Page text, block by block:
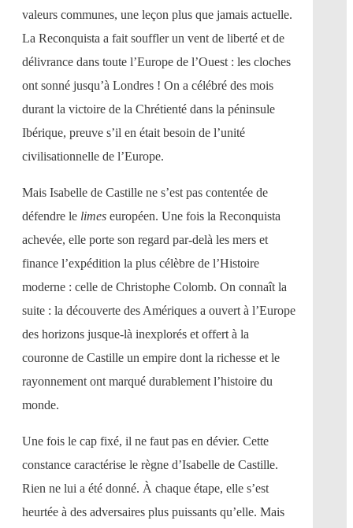
valeurs communes, une leçon plus que jamais actuelle.
La Reconquista a fait souffler un vent de liberté et de
délivrance dans toute l’Europe de l’Ouest : les cloches
ont sonné jusqu’à Londres ! On a célébré des mois
durant la victoire de la Chrétienté dans la péninsule
Ibérique, preuve s’il en était besoin de l’unité
civilisationnelle de l’Europe.
Mais Isabelle de Castille ne s’est pas contentée de
défendre le limes européen. Une fois la Reconquista
achevée, elle porte son regard par-delà les mers et
finance l’expédition la plus célèbre de l’Histoire
moderne : celle de Christophe Colomb. On connaît la
suite : la découverte des Amériques a ouvert à l’Europe
des horizons jusque-là inexplorés et offert à la
couronne de Castille un empire dont la richesse et le
rayonnement ont marqué durablement l’histoire du
monde.
Une fois le cap fixé, il ne faut pas en dévier. Cette
constance caractérise le règne d’Isabelle de Castille.
Rien ne lui a été donné. À chaque étape, elle s’est
heurtée à des adversaires plus puissants qu’elle. Mais